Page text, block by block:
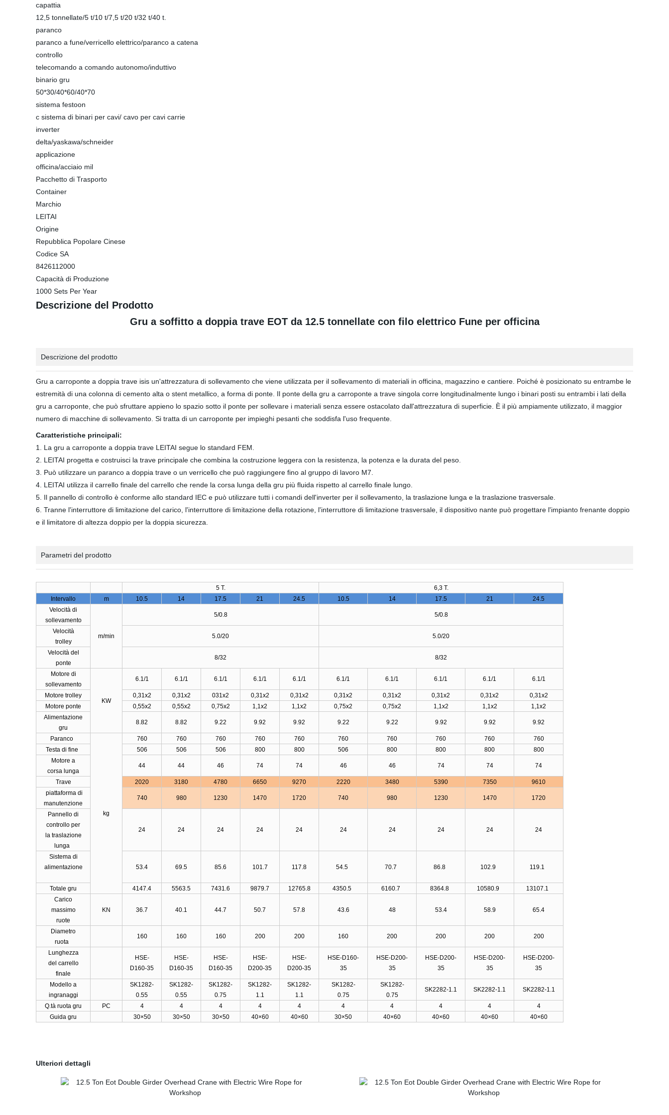
capattia
12,5 tonnellate/5 t/10 t/7,5 t/20 t/32 t/40 t.
paranco
paranco a fune/verricello elettrico/paranco a catena
controllo
telecomando a comando autonomo/induttivo
binario gru
50*30/40*60/40*70
sistema festoon
c sistema di binari per cavi/ cavo per cavi carrie
inverter
delta/yaskawa/schneider
applicazione
officina/acciaio mil
Pacchetto di Trasporto
Container
Marchio
LEITAI
Origine
Repubblica Popolare Cinese
Codice SA
8426112000
Capacità di Produzione
1000 Sets Per Year
Descrizione del Prodotto
Gru a soffitto a doppia trave EOT da 12.5 tonnellate con filo elettrico Fune per officina
Descrizione del prodotto
Gru a carroponte a doppia trave isis un'attrezzatura di sollevamento che viene utilizzata per il sollevamento di materiali in officina, magazzino e cantiere. Poiché è posizionato su entrambe le
estremità di una colonna di cemento alta o stent metallico, a forma di ponte. Il ponte della gru a carroponte a trave singola corre longitudinalmente lungo i binari posti su entrambi i lati della
gru a carroponte, che può sfruttare appieno lo spazio sotto il ponte per sollevare i materiali senza essere ostacolato dall'attrezzatura di superficie. È il più ampiamente utilizzato, il maggior
numero di macchine di sollevamento. Si tratta di un carroponte per impieghi pesanti che soddisfa l'uso frequente.
Caratteristiche principali:
1. La gru a carroponte a doppia trave LEITAI segue lo standard FEM.
2. LEITAI progetta e costruisci la trave principale che combina la costruzione leggera con la resistenza, la potenza e la durata del peso.
3. Può utilizzare un paranco a doppia trave o un verricello che può raggiungere fino al gruppo di lavoro M7.
4. LEITAI utilizza il carrello finale del carrello che rende la corsa lunga della gru più fluida rispetto al carrello finale lungo.
5. Il pannello di controllo è conforme allo standard IEC e può utilizzare tutti i comandi dell'inverter per il sollevamento, la traslazione lunga e la traslazione trasversale.
6. Tranne l'interruttore di limitazione del carico, l'interruttore di limitazione della rotazione, l'interruttore di limitazione trasversale, il dispositivo nante può progettare l'impianto frenante doppio
e il limitatore di altezza doppio per la doppia sicurezza.
Parametri del prodotto
5 T.
6,3 T.
Intervallo
m 10.5 14 17.5 21 24.5 10.5 14 17.5 21
24.5
Velocità di
sollevamento
m/min
5/0.8 5/0.8
Velocità
trolley
5.0/20 5.0/20
Velocità del
ponte
8/32 8/32
Motore di
sollevamento
KW
6.1/1 6.1/1 6.1/1 6.1/1 6.1/1 6.1/1 6.1/1 6.1/1 6.1/1 6.1/1
Motore trolley 0,31x2 0,31x2 031x2 0,31x2 0,31x2 0,31x2 0,31x2 0,31x2 0,31x2
0,31x2
Motore ponte
0,55x2 0,55x2 0,75x2 1,1x2 1,1x2 0,75x2 0,75x2 1,1x2 1,1x2
1,1x2
Alimentazione
gru
8.82 8.82 9.22 9.92 9.92 9.22 9.22 9.92 9.92 9.92
Paranco
kg
760 760 760 760 760 760 760 760 760
760
Testa di fine
506 506 506 800 800 506 800 800 800
800
Motore a
corsa lunga
44 44 46 74 74 46 46 74 74 74
Trave 2020 3180 4780 6650 9270 2220 3480 5390 7350
9610
piattaforma di
manutenzione
740 980 1230 1470 1720 740 980 1230 1470 1720
Pannello di
controllo per
la traslazione
lunga
24 24 24 24 24 24 24 24 24 24
Sistema di
alimentazione
53.4 69.5 85.6 101.7 117.8 54.5 70.7 86.8 102.9 119.1
Totale gru 4147.4 5563.5 7431.6 9879.7 12765.8 4350.5 6160.7 8364.8 10580.9
13107.1
Carico
massimo
ruote
KN 36.7 40.1 44.7 50.7 57.8 43.6 48 53.4 58.9 65.4
Diametro
ruota
160 160 160 200 200 160 200 200 200 200
Lunghezza
del carrello
finale
HSE-
D160-35
HSE-
D160-35
HSE-
D160-35
HSE-
D200-35
HSE-
D200-35
HSE-D160-
35
HSE-D200-
35
HSE-D200-
35
HSE-D200-
35
HSE-D200-
35
Modello a
ingranaggi
SK1282-
0.55
SK1282-
0.55
SK1282-
0.75
SK1282-
1.1
SK1282-
1.1
SK1282-
0.75
SK1282-
0.75
SK2282-1.1 SK2282-1.1 SK2282-1.1
Q.tà ruota gru PC 4 4 4 4 4 4 4 4 4
4
Guida gru
30×50 30×50 30×50 40×60 40×60 30×50 40×60 40×60 40×60 40×60
Ulteriori dettagli